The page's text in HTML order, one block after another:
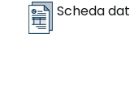
Scheda